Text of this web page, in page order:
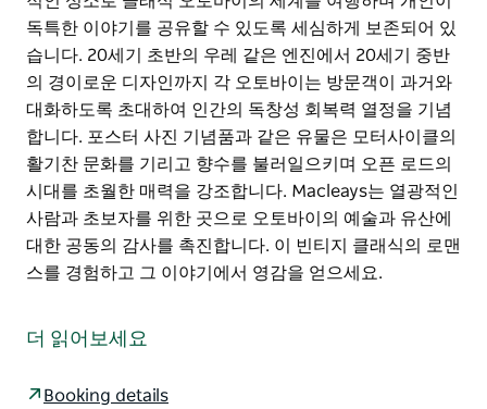
독특한 이야기를 공유할 수 있도록 세심하게 보존되어 있
습니다. 20세기 초반의 우레 같은 엔진에서 20세기 중반
의 경이로운 디자인까지 각 오토바이는 방문객이 과거와
대화하도록 초대하여 인간의 독창성 회복력 열정을 기념
합니다. 포스터 사진 기념품과 같은 유물은 모터사이클의
활기찬 문화를 기리고 향수를 불러일으키며 오픈 로드의
시대를 초월한 매력을 강조합니다. Macleays는 열광적인
사람과 초보자를 위한 곳으로 오토바이의 예술과 유산에
대한 공동의 감사를 촉진합니다. 이 빈티지 클래식의 로맨
스를 경험하고 그 이야기에서 영감을 얻으세요.
주는 이야기에 대한 깊은 사랑이 있습니다.
행하며 개인이 독특한 이야기를 공유할 수 있도록 세심하
더 읽어보세요
Booking details